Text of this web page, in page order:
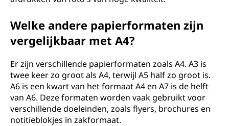
Welke andere papierformaten zijn
vergelijkbaar met A4?
Er zijn verschillende papierformaten zoals A4. A3 is
twee keer zo groot als A4, terwijl A5 half zo groot is.
A6 is een kwart van het formaat A4 en A7 is de helft
van A6. Deze formaten worden vaak gebruikt voor
verschillende doeleinden, zoals flyers, brochures en
notitieblokjes in zakformaat.